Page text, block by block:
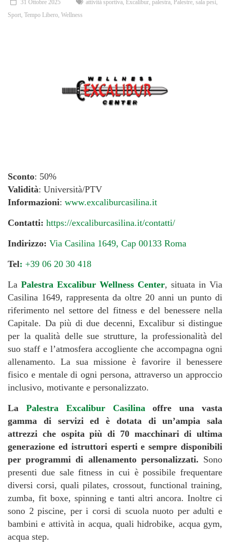
31 Ottobre 2025 attività sportiva Excalibur palestra Palestre sala pesi
Sport Tempo Libero Wellness
Sconto: 50%
Validità: Università/PTV
Informazioni: www.excaliburcasilina.it
Contatti: https://excaliburcasilina.it/contatti/
Indirizzo: Via Casilina 1649, Cap 00133 Roma
Tel: +39 06 20 30 418
La Palestra Excalibur Wellness Center, situata in Via
Casilina 1649, rappresenta da oltre 20 anni un punto di
riferimento nel settore del fitness e del benessere nella
Capitale. Da più di due decenni, Excalibur si distingue
per la qualità delle sue strutture, la professionalità del
suo staff e l’atmosfera accogliente che accompagna ogni
allenamento. La sua missione è favorire il benessere
fisico e mentale di ogni persona, attraverso un approccio
inclusivo, motivante e personalizzato.
La
Palestra Excalibur Casilina
offre una vasta
gamma di servizi ed è dotata di un’ampia sala
attrezzi che ospita più di 70 macchinari di ultima
generazione ed istruttori esperti e sempre disponibili
per programmi di allenamento personalizzati. Sono
presenti due sale fitness in cui è possibile frequentare
diversi corsi, quali pilates, crossout, functional training,
zumba, fit boxe, spinning e tanti altri ancora. Inoltre ci
sono 2 piscine, per i corsi di scuola nuoto per adulti e
bambini e attività in acqua, quali hidrobike, acqua gym,
acqua step.